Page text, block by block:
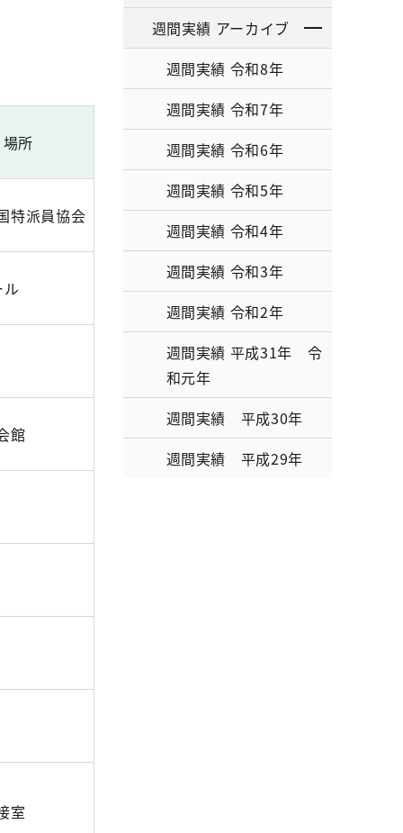
場所
特派員協会
館
室
週間実績 アーカイブ
週間実績 令和8年
週間実績 令和7年
週間実績 令和6年
週間実績 令和5年
週間実績 令和4年
週間実績 令和3年
週間実績 令和2年
週間実績 平成31年 令
和元年
週間実績 平成30年
週間実績 平成29年